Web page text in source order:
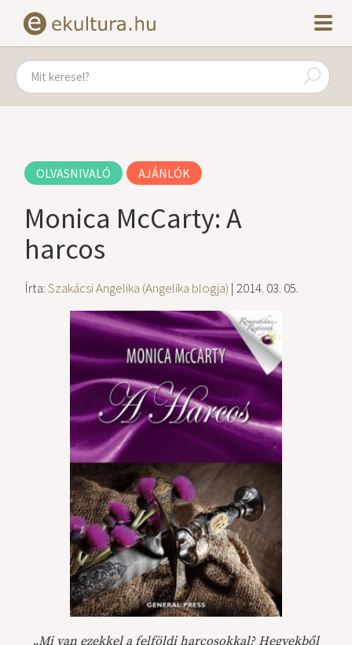
OLVASNIVALÓ AJÁNLÓK
Monica McCarty: A
harcos
Írta:Szakácsi Angelika (Angelika blogja) | 2014. 03. 05.
„Mi van ezekkel a felföldi harcosokkal? Hegyekből